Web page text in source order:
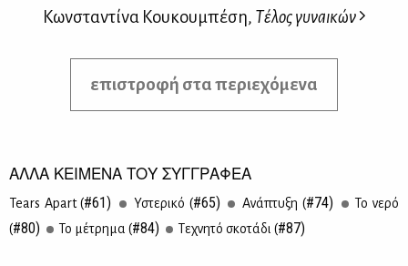
Κωνσταντίνα Κουκουμπέση, Τέλος γυναικών
επιστροφή στα περιεχόμενα
ΑΛΛΑ ΚΕΙΜΕΝΑ ΤΟΥ ΣΥΓΓΡΑΦΕΑ
Tears Apart (#61) Υστε­ρι­κό (#65) Ανά­πτυ­ξη (#74)
Το νε­ρό
(#80) Το μέ­τρη­μα (#84) Τε­χνη­τό σκο­τά­δι (#87)